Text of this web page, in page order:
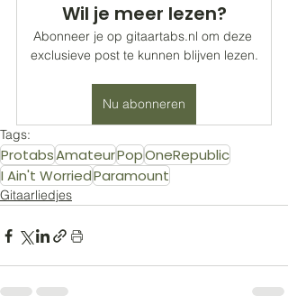
Wil je meer lezen?
Abonneer je op gitaartabs.nl om deze
exclusieve post te kunnen blijven lezen.
Nu abonneren
Tags:
ProtabsAmateurPopOneRepublic
I Ain't WorriedParamount
Gitaarliedjes